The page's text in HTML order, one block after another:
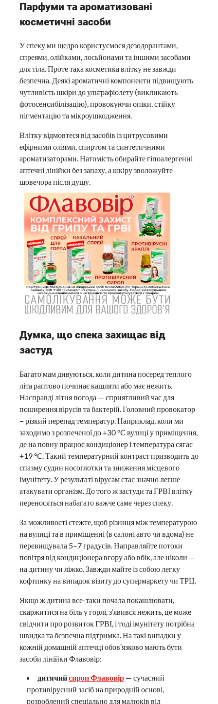
Парфуми та ароматизовані
косметичні засоби
У спеку ми щедро користуємося дезодорантами,
спреями, олійками, лосьйонами та іншими засобами
для тіла. Проте така косметика влітку не завжди
безпечна. Деякі ароматичні компоненти підвищують
чутливість шкіри до ультрафіолету (викликають
фотосенсибілізацію), провокуючи опіки, стійку
пігментацію та мікроушкодження.
Влітку відмовтеся від засобів із цитрусовими
ефірними оліями, спиртом та синтетичними
ароматизаторами. Натомість обирайте гіпоалергенні
аптечні лінійки без запаху, а шкіру зволожуйте
щовечора після душу.
Думка, що спека захищає від
застуд
Багато мам дивуються, коли дитина посеред теплого
літа раптово починає кашляти або має нежить.
Насправді літня погода — сприятливий час для
поширення вірусів та бактерій. Головний провокатор
– різкий перепад температур. Наприклад, коли ми
заходимо з розпеченої до +30 °C вулиці у приміщення,
де на повну працює кондиціонер і температура сягає
+19 °C. Такий температурний контраст призводить до
спазму судин носоглотки та зниження місцевого
імунітету. У результаті вірусам стає значно легше
атакувати організм. До того ж застуди та ГРВІ влітку
переносяться набагато важче саме через спеку.
За можливості стежте, щоб різниця між температурою
на вулиці та в приміщенні (в салоні авто чи вдома) не
перевищувала 5–7 градусів. Направляйте потоки
повітря від кондиціонера вгору або вбік, але ніколи —
на дитину чи ліжко. Завжди майте із собою легку
кофтинку на випадок візиту до супермаркету чи ТРЦ.
Якщо ж дитина все-таки почала покашлювати,
скаржитися на біль у горлі, з’явився нежить, це може
свідчити про розвиток ГРВІ, і тоді імунітету потрібна
швидка та безпечна підтримка. На такі випадки у
кожній домашній аптечці обов’язково мають бути
засоби лінійки Флавовір:
дитячийсироп Флавовір — сучасний
противірусний засіб на природній основі,
розроблений спеціально для малюків від